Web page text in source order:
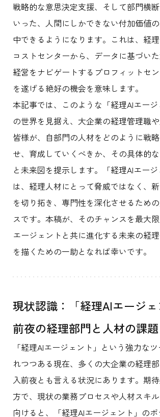
戦略的な意思決定支援、そして部門横
いった、人間にしかできない付加価値
中できるようになります。これは、経
コストセンターから、データに基づい
経営をナビゲートするプロフィットセ
を遂げる絶好の機会を意味します。
本記事では、このような「経理AIエー
の世界を見据え、大企業の経理管理職
皆様が、自部門の人材をどのように戦
せ、育成していくべきか、その具体的
と未来図を提示します。「経理AIエー
は、経理人材にとって脅威ではなく、
を切り拓き、専門性を深化させるため
スです。本稿が、そのチャンスを最大
エージェントと共に進化する未来の経
を描くための一助となれば幸いです。
現状認識：「経理AIエージ
前夜の経理部門と人材の課題
「経理AIエージェント」という強力な
れつつある現在、多くの大企業の経理
入前夜とも言える状況にあります。期
方で、現状の業務プロセスや人材スキ
向けると、「経理AIエージェント」の